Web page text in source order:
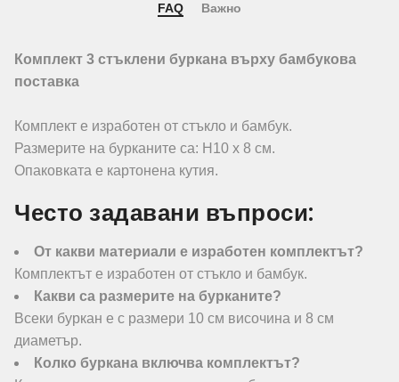
FAQ Важно
Комплект 3 стъклени буркана върху бамбукова
поставка
Комплект е изработен от стъкло и бамбук.
Размерите на бурканите са: Н10 х 8 см.
Опаковката е картонена кутия.
Често задавани въпроси:
От какви материали е изработен комплектът?
Комплектът е изработен от стъкло и бамбук.
Какви са размерите на бурканите?
Всеки буркан е с размери 10 см височина и 8 см
диаметър.
Колко буркана включва комплектът?